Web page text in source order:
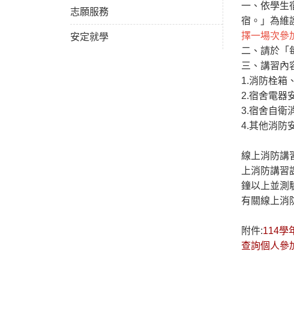
志願服務
安定就學
一、依學生
宿。」為維
擇一場次參
二、請於「
三、講習內
1.消防栓箱
2.宿舍電器
3.宿舍自衛
4.其他消防
線上消防講
上消防講
鐘以上並測
有關線上消
附件:114學
查詢個人參